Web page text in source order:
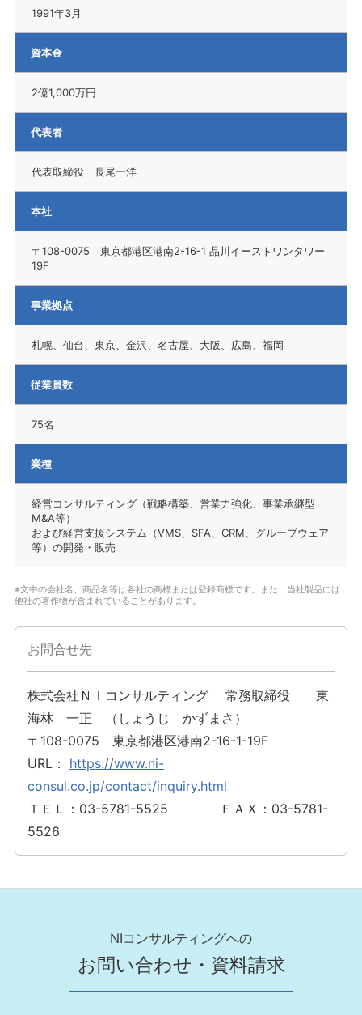
1991年3月
資本金
2億1,000万円
代表者
代表取締役 長尾一洋
本社
〒108-0075 東京都港区港南2-16-1 品川イーストワンタワー
19F
事業拠点
札幌、仙台、東京、金沢、名古屋、大阪、広島、福岡
従業員数
75名
業種
経営コンサルティング（戦略構築、営業力強化、事業承継型
M&A等）
および経営支援システム（VMS、SFA、CRM、グループウェア
等）の開発・販売
※文中の会社名、商品名等は各社の商標または登録商標です。また、当社製品には
他社の著作物が含まれていることがあります。
お問合せ先
株式会社ＮＩコンサルティング 常務取締役 東
海林 一正 （しょうじ かずまさ）
〒108-0075 東京都港区港南2-16-1-19F
URL： https://www.ni-
consul.co.jp/contact/inquiry.html
ＴＥＬ：03-5781-5525 ＦＡＸ：03-5781-
5526
NIコンサルティングへの
お問い合わせ・資料請求